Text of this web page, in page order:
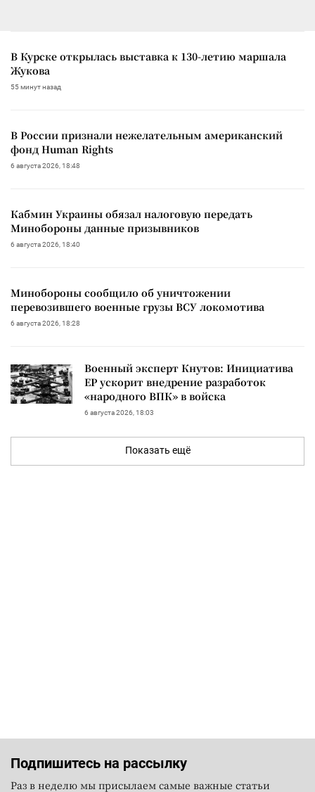
В Курске открылась выставка к 130-летию маршала
Жукова
55 минут назад
В России признали нежелательным американский
фонд Human Rights
6 августа 2026, 18:48
Кабмин Украины обязал налоговую передать
Минобороны данные призывников
6 августа 2026, 18:40
Минобороны сообщило об уничтожении
перевозившего военные грузы ВСУ локомотива
6 августа 2026, 18:28
Военный эксперт Кнутов: Инициатива
ЕР ускорит внедрение разработок
«народного ВПК» в войска
6 августа 2026, 18:03
Показать ещё
Подпишитесь на рассылку
Раз в неделю мы присылаем самые важные статьи